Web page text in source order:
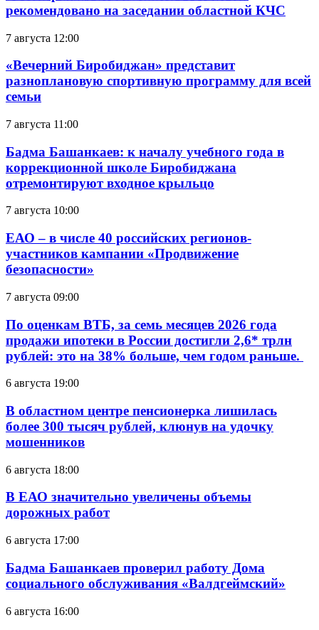
рекомендовано на заседании областной КЧС
7 августа 12:00
«Вечерний Биробиджан» представит
разноплановую спортивную программу для всей
семьи
7 августа 11:00
Бадма Башанкаев: к началу учебного года в
коррекционной школе Биробиджана
отремонтируют входное крыльцо
7 августа 10:00
ЕАО – в числе 40 российских регионов-
участников кампании «Продвижение
безопасности»
7 августа 09:00
По оценкам ВТБ, за семь месяцев 2026 года
продажи ипотеки в России достигли 2,6* трлн
рублей: это на 38% больше, чем годом раньше.
6 августа 19:00
В областном центре пенсионерка лишилась
более 300 тысяч рублей, клюнув на удочку
мошенников
6 августа 18:00
В ЕАО значительно увеличены объемы
дорожных работ
6 августа 17:00
Бадма Башанкаев проверил работу Дома
социального обслуживания «Валдгеймский»
6 августа 16:00